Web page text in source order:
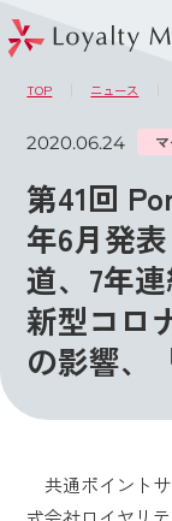
TOP ニュース
2020.06.24
第41回
年6月発
道、7年
新型コロ
の影響、
共通ポイント